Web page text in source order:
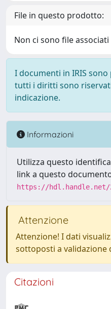
File in questo prodotto:
Non ci sono file
I documenti in IRIS
tutti i diritti sono
indicazione.
Informazioni
Utilizza questo
link a questo
https://hdl.handle.net/
Attenzione
Attenzione! I dati
sottoposti a validazione
Citazioni